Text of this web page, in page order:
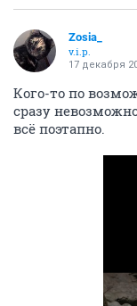
Zosia_
v.i.p.
17 декабря
Кого-то по
сразу
всё поэтапно.